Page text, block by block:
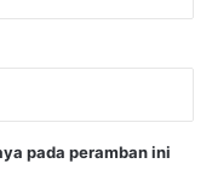
pada peramban ini